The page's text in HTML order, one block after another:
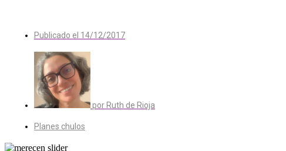
Publicado el 14/12/2017
porRuth de Rioja
Planes chulos